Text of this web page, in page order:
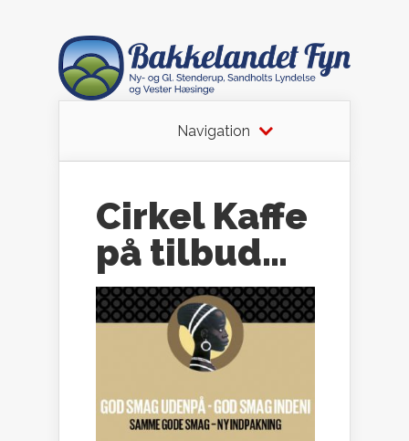
Navigation
Cirkel Kaffe
på tilbud…